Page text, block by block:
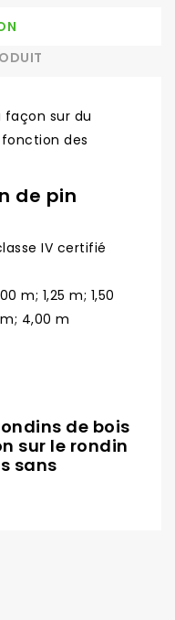
façon sur du
des
de pin
IV certifié
m; 1,25 m; 1,50
4,00 m
de bois
sur le rondin
sans